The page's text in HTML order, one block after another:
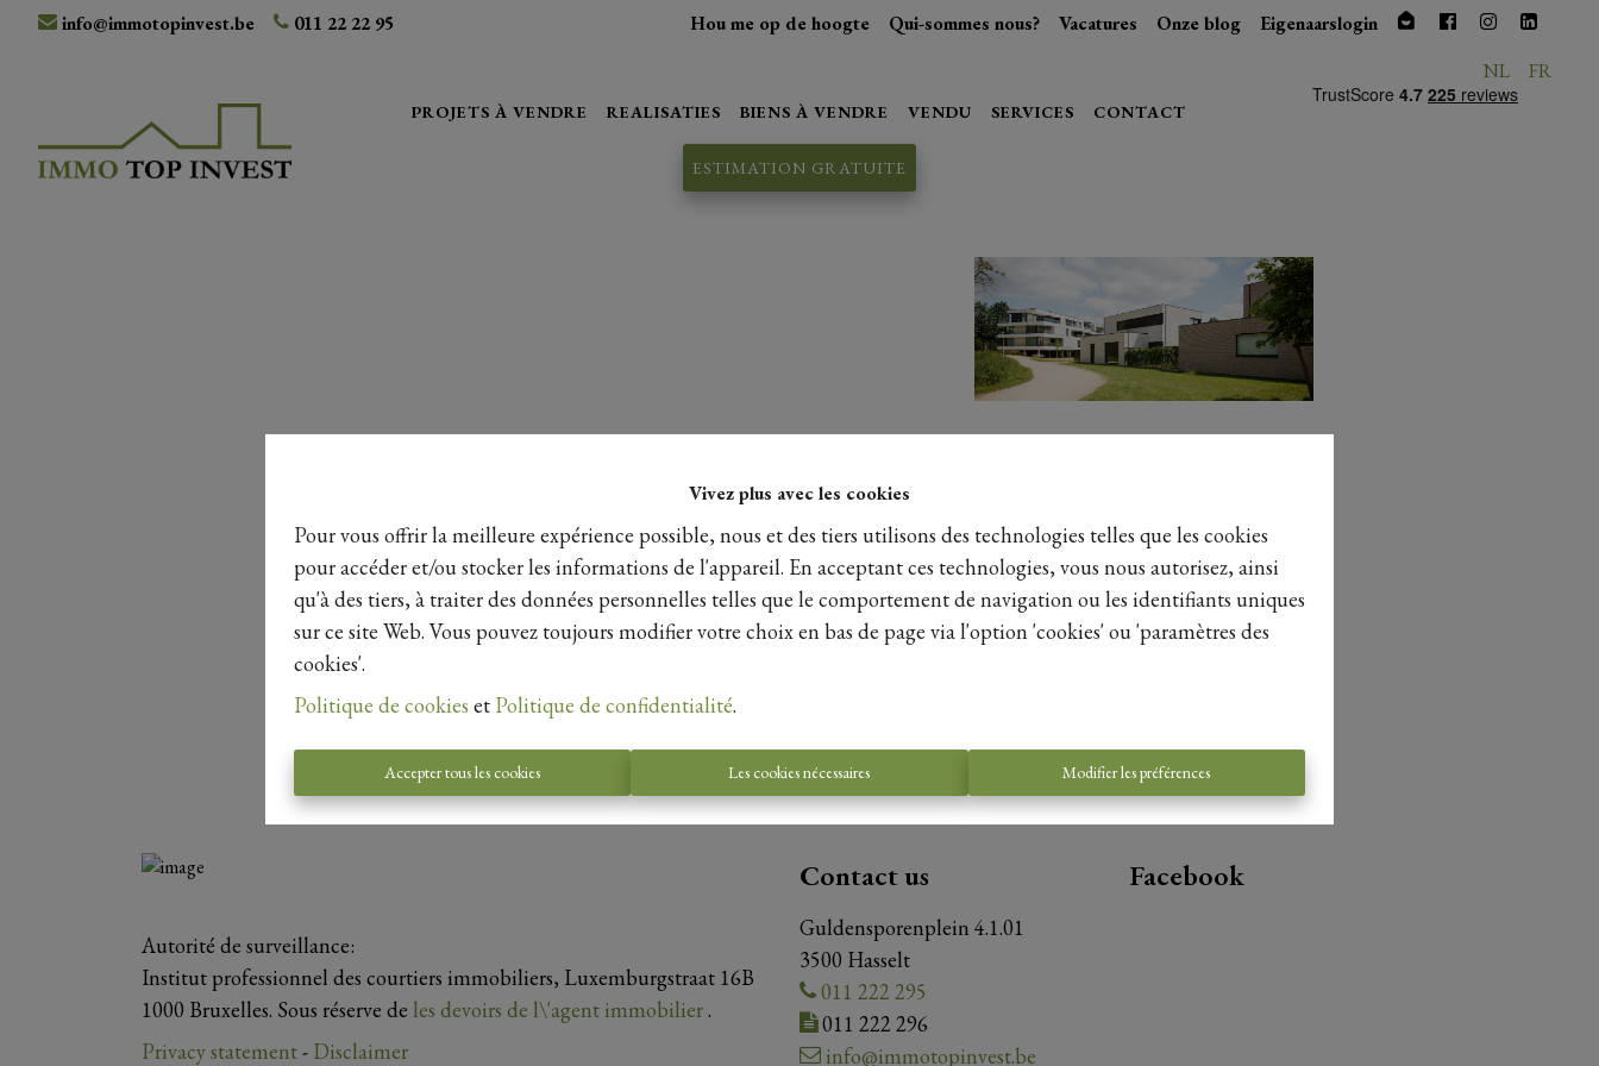
Vivez plus avec les cookies
Pour vous offrir la meilleure expérience possible, nous et des tiers utilisons des technologies telles que les cookies
pour accéder et/ou stocker les informations de l'appareil. En acceptant ces technologies, vous nous autorisez, ainsi
qu'à des tiers, à traiter des données personnelles telles que le comportement de navigation ou les identifiants uniques
sur ce site Web. Vous pouvez toujours modifier votre choix en bas de page via l'option 'cookies' ou 'paramètres des
cookies'.
Politique de cookies et Politique de confidentialité.
Accepter tous les cookies Les cookies nécessaires Modifier les préférences
info@immotopinvest.be 011 22 22 95 Hou me op de hoogte Qui-sommes nous? Vacatures Onze blog Eigenaarslogin
PROJETS À VENDRE REALISATIES BIENS À VENDRE VENDU SERVICES CONTACT
ESTIMATION GRATUITE
NL FR
Autorité de surveillance:
Institut professionnel des courtiers immobiliers, Luxemburgstraat 16B
1000 Bruxelles. Sous réserve de les devoirs de l\'agent immobilier.
Privacy statement- Disclaimer
Contact us
Guldensporenplein 4.1.01
3500 Hasselt
011 222 295
011 222 296
info@immotopinvest.be
Facebook